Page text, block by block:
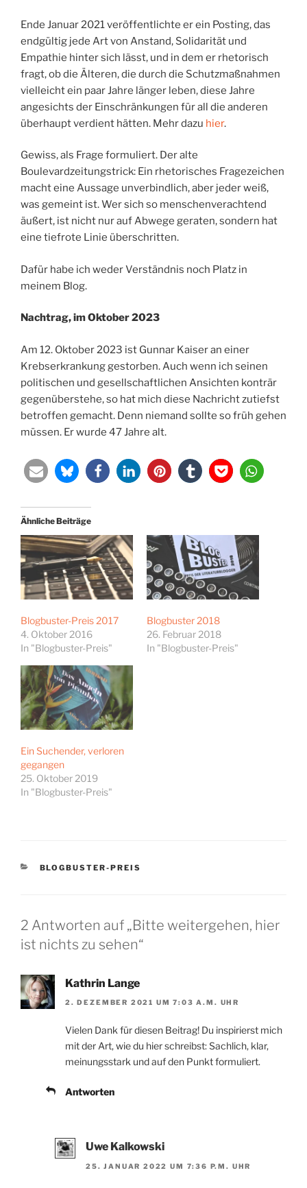
Ende Januar 2021 veröffentlichte er ein Posting, das
endgültig jede Art von Anstand, Solidarität und
Empathie hinter sich lässt, und in dem er rhetorisch
fragt, ob die Älteren, die durch die Schutzmaßnahmen
vielleicht ein paar Jahre länger leben, diese Jahre
angesichts der Einschränkungen für all die anderen
überhaupt verdient hätten. Mehr dazu hier.
Gewiss, als Frage formuliert. Der alte
Boulevardzeitungstrick: Ein rhetorisches Fragezeichen
macht eine Aussage unverbindlich, aber jeder weiß,
was gemeint ist. Wer sich so menschenverachtend
äußert, ist nicht nur auf Abwege geraten, sondern hat
eine tiefrote Linie überschritten.
Dafür habe ich weder Verständnis noch Platz in
meinem Blog.
Nachtrag, im Oktober 2023
Am 12. Oktober 2023 ist Gunnar Kaiser an einer
Krebserkrankung gestorben. Auch wenn ich seinen
politischen und gesellschaftlichen Ansichten konträr
gegenüberstehe, so hat mich diese Nachricht zutiefst
betroffen gemacht. Denn niemand sollte so früh gehen
müssen. Er wurde 47 Jahre alt.
Ähnliche Beiträge
Blogbuster-Preis 2017
4. Oktober 2016
In "Blogbuster-Preis"
Blogbuster 2018
26. Februar 2018
In "Blogbuster-Preis"
Ein Suchender, verloren
gegangen
25. Oktober 2019
In "Blogbuster-Preis"
KATEGORIEN
BLOGBUSTER-PREIS
2 Antworten auf „Bitte weitergehen, hier
ist nichts zu sehen“
Kathrin Lange
2. DEZEMBER 2021 UM 7:03 A.M. UHR
Vielen Dank für diesen Beitrag! Du inspirierst mich
mit der Art, wie du hier schreibst: Sachlich, klar,
meinungsstark und auf den Punkt formuliert.
Antworten
Uwe Kalkowski
25. JANUAR 2022 UM 7:36 P.M. UHR